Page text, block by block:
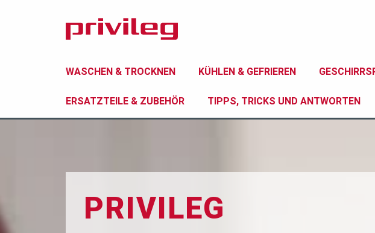
Privileg
WASCHEN & TROCKNEN
WASCHMASCHINEN WASCHTROCKNER
KÜHLEN & GEFRIEREN
KÜHLSCHRÄNKE & KOMBIS GEFRIERGERÄTE
GESCHIRRSPÜLER
HERDE & BACKÖFEN SETS KOCHFELDER
MIKROWELLEN TOASTER
ERSATZTEILE & ZUBEHÖR TIPPS, TRICKS UND ANTWORTEN
PRIVILEG